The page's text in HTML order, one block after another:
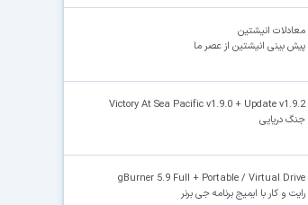
معادلات انیشتین
پیش بینی انیشتین از عصر ما
Victory At Sea Pacific v1.9.0 + Update v1.9.2
جنگ دریایی
gBurner 5.9 Full + Portable / Virtual Drive
رایت و کار با ایمیج برنامه جی برنر